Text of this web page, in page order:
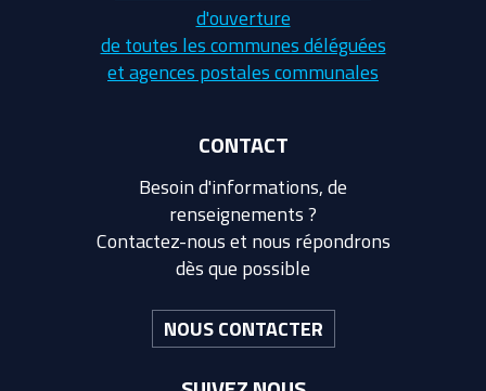
d'ouverture
de toutes les communes déléguées
et agences postales communales
CONTACT
Besoin d'informations, de
renseignements ?
Contactez-nous et nous répondrons
dès que possible
NOUS CONTACTER